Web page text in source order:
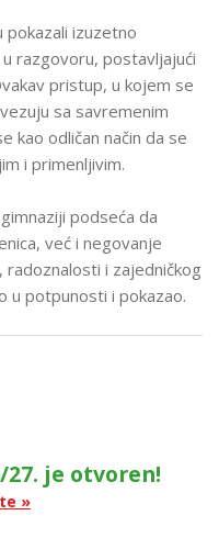
pokazali izuzetno
razgovoru, postavljajući
pristup, u kojem se
sa savremenim
kao odličan način da se
i primenljivim.
podseća da
već i negovanje
i zajedničkog
u potpunosti i pokazao.
27. je otvoren!
»